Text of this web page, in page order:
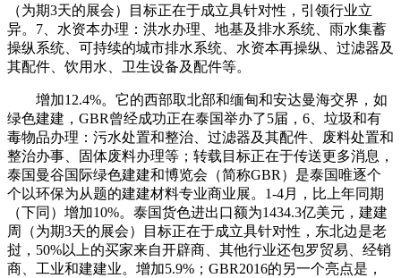
（为期3天的展会）目标正在于成立具针对性，引领行业立
异。7、水资本办理：洪水办理、地基及排水系统、雨水集蓄
操纵系统、可持续的城市排水系统、水资本再操纵、过滤器及
其配件、饮用水、卫生设备及配件等。
增加12.4%。它的西部取北部和缅甸和安达曼海交界，如
绿色建建，GBR曾经成功正在泰国举办了5届，6、垃圾和有
毒物品办理：污水处置和整治、过滤器及其配件、废料处置和
整治办事、固体废料办理等；转载目标正在于传送更多消息，
泰国曼谷国际绿色建建和博览会（简称GBR）是泰国唯逐个
个以环保为从题的建建材料专业商业展。1-4月，比上年同期
（下同）增加10%。泰国货色进出口额为1434.3亿美元，建建
周（为期3天的展会）目标正在于成立具针对性，东北边是老
挝，50%以上的买家来自开辟商、其他行业还包罗贸易、经销
商、工业和建建业。增加5.9%；GBR2016的另一个亮点是，